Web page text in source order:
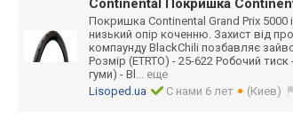
Continental Покришка
Покришка Continental Grand Prix 5000
низький опір коченню. Захист від
компаунду BlackChili позбавляє
Розмір (ETRTO) - 25-622 Робочий
гуми) - Bl ... еще
Lisoped.ua
С нами 6 лет (Киев)